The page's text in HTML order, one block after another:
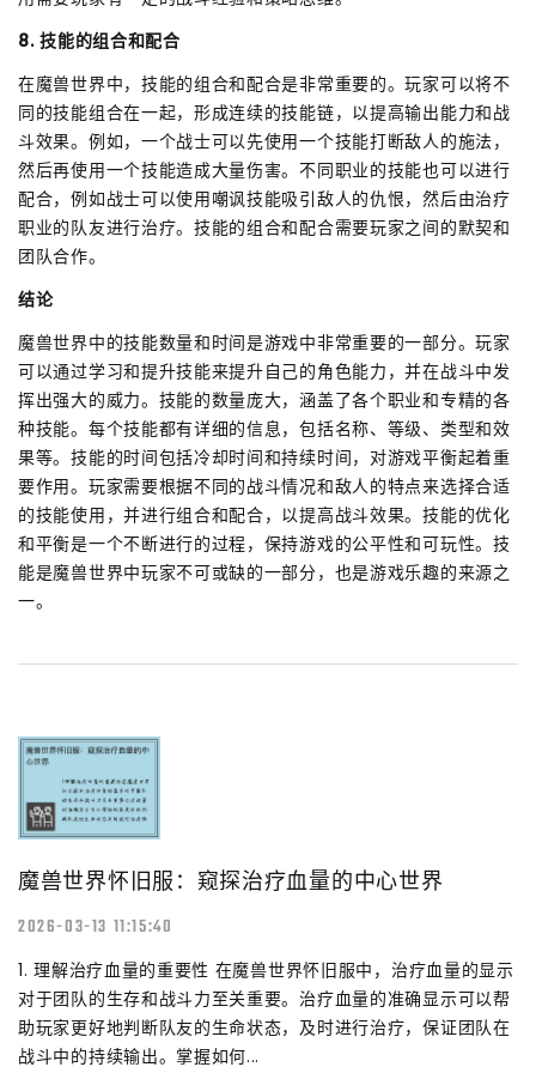
8. 技能的组合和配合
在魔兽世界中，技能的组合和配合是非常重要的。玩家可以将不
同的技能组合在一起，形成连续的技能链，以提高输出能力和战
斗效果。例如，一个战士可以先使用一个技能打断敌人的施法，
然后再使用一个技能造成大量伤害。不同职业的技能也可以进行
配合，例如战士可以使用嘲讽技能吸引敌人的仇恨，然后由治疗
职业的队友进行治疗。技能的组合和配合需要玩家之间的默契和
团队合作。
结论
魔兽世界中的技能数量和时间是游戏中非常重要的一部分。玩家
可以通过学习和提升技能来提升自己的角色能力，并在战斗中发
挥出强大的威力。技能的数量庞大，涵盖了各个职业和专精的各
种技能。每个技能都有详细的信息，包括名称、等级、类型和效
果等。技能的时间包括冷却时间和持续时间，对游戏平衡起着重
要作用。玩家需要根据不同的战斗情况和敌人的特点来选择合适
的技能使用，并进行组合和配合，以提高战斗效果。技能的优化
和平衡是一个不断进行的过程，保持游戏的公平性和可玩性。技
能是魔兽世界中玩家不可或缺的一部分，也是游戏乐趣的来源之
一。
魔兽世界怀旧服：窥探治疗血量的中心世界
2026-03-13 11:15:40
1. 理解治疗血量的重要性 在魔兽世界怀旧服中，治疗血量的显示
对于团队的生存和战斗力至关重要。治疗血量的准确显示可以帮
助玩家更好地判断队友的生命状态，及时进行治疗，保证团队在
战斗中的持续输出。掌握如何...